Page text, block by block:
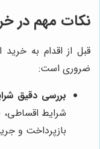
نکات مهم در
قبل از اقدام به
ضروری است:
بررسی دقیق
شرایط اقساطی،
بازپرداخت و